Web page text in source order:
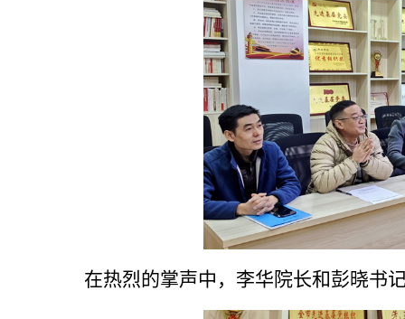
在热烈的掌声中，李华院长和彭晓书